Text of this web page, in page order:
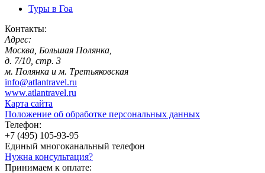
Туры в Гоа
Контакты:
Адрес:
Москва, Большая Полянка,
д. 7/10, стр. 3
м. Полянка и м. Третьяковская
info@atlantravel.ru
www.atlantravel.ru
Карта сайта
Положение об обработке персональных данных
Телефон:
+7 (495) 105-93-95
Единый многоканальный телефон
Нужна консультация?
Принимаем к оплате: